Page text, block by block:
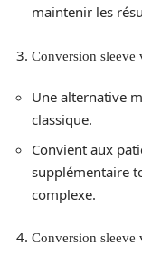
maintenir les
Conversion sleeve
Une alternative
classique.
Convient aux
supplémentaire
complexe.
Conversion sleeve